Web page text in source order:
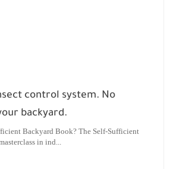
control system. No
backyard.
Backyard Book? The Self-Sufficient
in ind...